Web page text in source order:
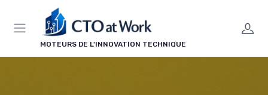
MOTEURS DE L'INNOVATION TECHNIQUE
Panneau de gestion des cookies